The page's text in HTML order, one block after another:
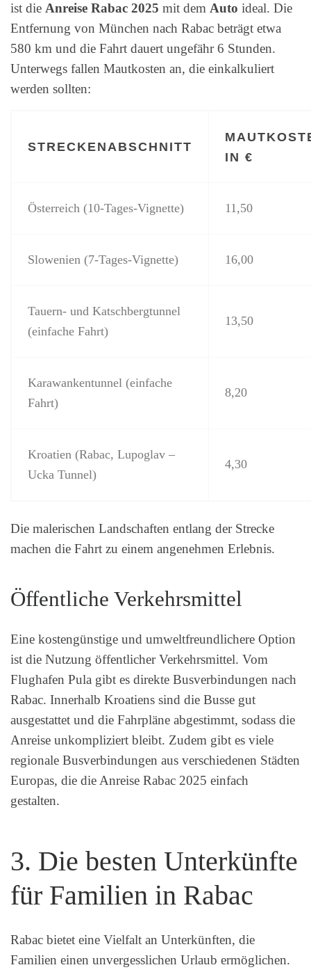
ist die Anreise Rabac 2025 mit dem Auto ideal. Die
Entfernung von München nach Rabac beträgt etwa
580 km und die Fahrt dauert ungefähr 6 Stunden.
Unterwegs fallen Mautkosten an, die einkalkuliert
werden sollten:
STRECKENABSCHNITT
IN €
Österreich (10-Tages-Vignette) 11,50
Slowenien (7-Tages-Vignette) 16,00
Tauern- und Katschbergtunnel
(einfache Fahrt)
13,50
Karawankentunnel (einfache
Fahrt)
8,20
Kroatien (Rabac, Lupoglav –
Ucka Tunnel)
4,30
Die malerischen Landschaften entlang der Strecke
machen die Fahrt zu einem angenehmen Erlebnis.
Öffentliche Verkehrsmittel
Eine kostengünstige und umweltfreundlichere Option
ist die Nutzung öffentlicher Verkehrsmittel. Vom
Flughafen Pula gibt es direkte Busverbindungen nach
Rabac. Innerhalb Kroatiens sind die Busse gut
ausgestattet und die Fahrpläne abgestimmt, sodass die
Anreise unkompliziert bleibt. Zudem gibt es viele
regionale Busverbindungen aus verschiedenen Städten
Europas, die die Anreise Rabac 2025 einfach
gestalten.
3. Die besten Unterkünfte
für Familien in Rabac
Rabac bietet eine Vielfalt an Unterkünften, die
Familien einen unvergesslichen Urlaub ermöglichen.